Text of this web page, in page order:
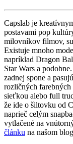
Capslab je
postavami pop
milovníkov filmov,
Existuje mnoho
napríklad Dragon
Star Wars a
zadnej spone a
rozličných farebných
sieťkou alebo full
že ide o šiltovku od
naprieč celým
vytlačené na
článku na našom